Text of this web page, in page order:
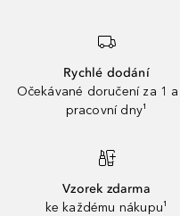
Rychlé dodání
Očekávané doručení za 1
pracovní dny¹
Vzorek zdarma
ke každému nákupu¹